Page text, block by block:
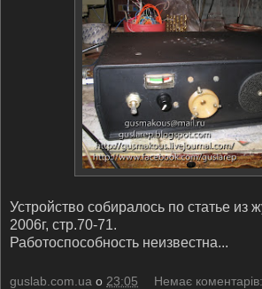
Устройство собиралось по статье из
2006г, стр.70-71.
Работоспособность неизвестна...
guslab.com.ua о 23:05 Немає коментарів: